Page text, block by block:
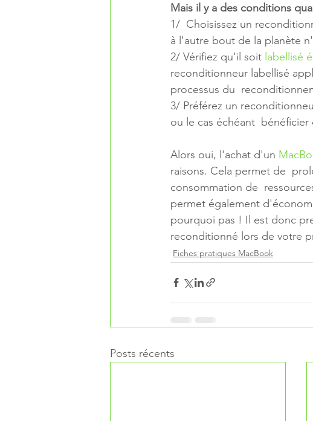
Mais il y a des conditions
1/  Choisissez un
à l'autre bout de la planète
2/ Vérifiez qu'il soit labellisé
reconditionneur labellisé
processus du
3/ Préférez un
ou le cas échéant
Alors oui, l'achat d'un
raisons. Cela permet de
consommation de
permet également
pourquoi pas ! Il est donc
reconditionné lors de votre
Fiches pratiques MacBook
Posts récents